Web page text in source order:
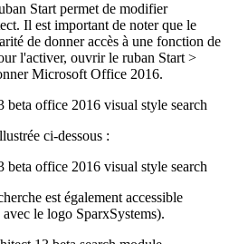
Start permet de modifier
Il est important de noter que le
de donner accès à une fonction de
l'activer, ouvrir le ruban Start >
Microsoft Office 2016.
ci-dessous :
est également accessible
le logo SparxSystems).